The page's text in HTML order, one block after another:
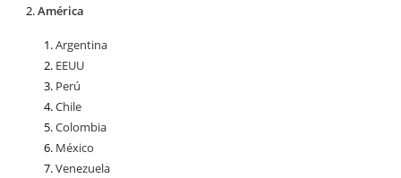
América
Argentina
EEUU
Perú
Chile
Colombia
México
Venezuela